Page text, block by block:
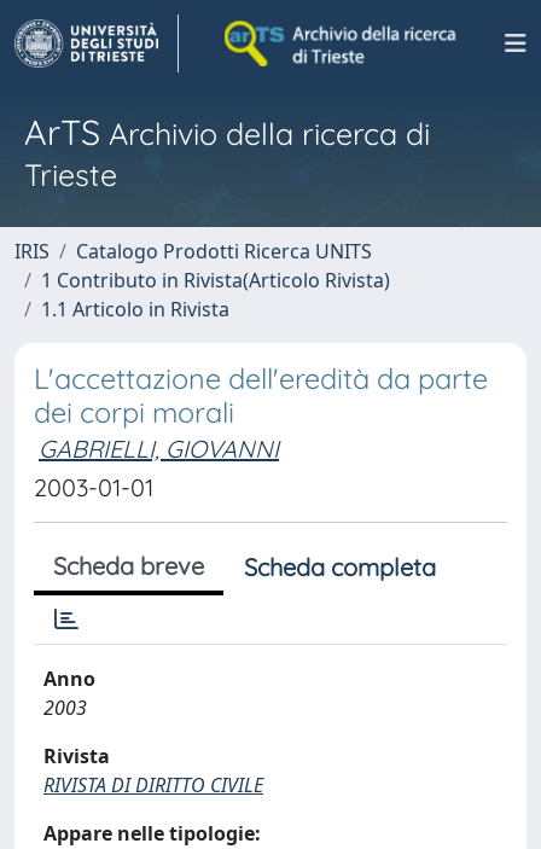
ArTS Archivio della ricerca di
Trieste
IRIS
Catalogo Prodotti Ricerca UNITS
1 Contributo in Rivista(Articolo Rivista)
1.1 Articolo in Rivista
L'accettazione dell'eredità da parte
dei corpi morali
GABRIELLI, GIOVANNI
2003-01-01
Scheda breve Scheda completa
Anno
2003
Rivista
RIVISTA DI DIRITTO CIVILE
Appare nelle tipologie: